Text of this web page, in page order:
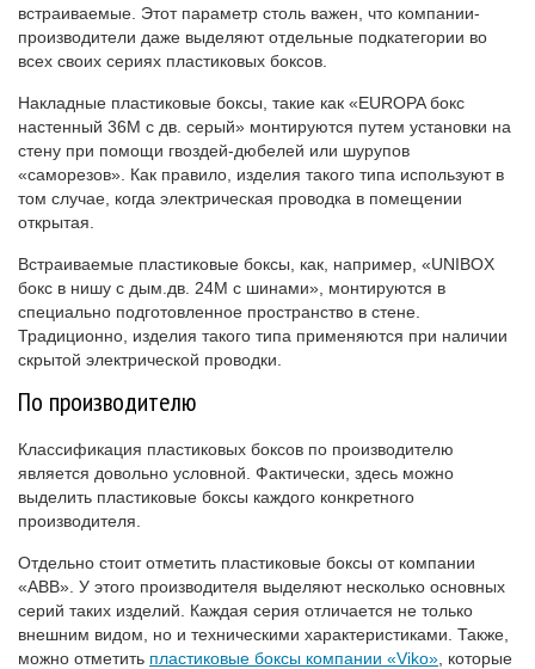
встраиваемые. Этот параметр столь важен, что компании-
производители даже выделяют отдельные подкатегории во
всех своих сериях пластиковых боксов.
Накладные пластиковые боксы, такие как «EUROPA бокс
настенный 36М с дв. серый» монтируются путем установки на
стену при помощи гвоздей-дюбелей или шурупов
«саморезов». Как правило, изделия такого типа используют в
том случае, когда электрическая проводка в помещении
открытая.
Встраиваемые пластиковые боксы, как, например, «UNIBOX
бокс в нишу с дым.дв. 24М с шинами», монтируются в
специально подготовленное пространство в стене.
Традиционно, изделия такого типа применяются при наличии
скрытой электрической проводки.
По производителю
Классификация пластиковых боксов по производителю
является довольно условной. Фактически, здесь можно
выделить пластиковые боксы каждого конкретного
производителя.
Отдельно стоит отметить пластиковые боксы от компании
«АВВ». У этого производителя выделяют несколько основных
серий таких изделий. Каждая серия отличается не только
внешним видом, но и техническими характеристиками. Также,
можно отметить пластиковые боксы компании «Viko» , которые